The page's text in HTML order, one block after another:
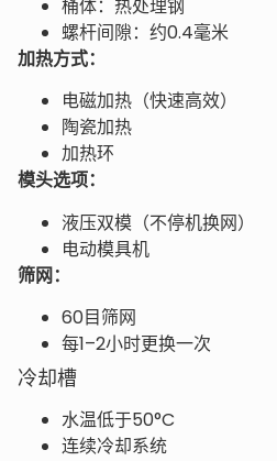
桶体：热处理钢
螺杆间隙：约0.4毫米
加热方式：
电磁加热（快速高效）
陶瓷加热
加热环
模头选项：
液压双模（不停机换网）
电动模具机
筛网：
60目筛网
每1–2小时更换一次
冷却槽
水温低于50°C
连续冷却系统